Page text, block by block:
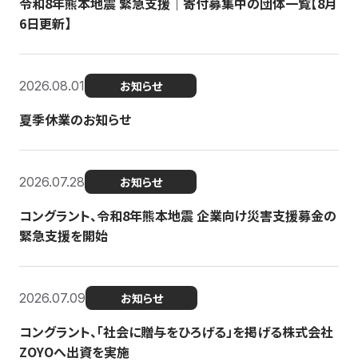
6日更新】
2026.08.01 お知らせ
夏季休業のお知らせ
2026.07.28 お知らせ
コングラント、令和8年熊本地震 企業向け災害支援募金の
緊急支援を開始
2026.07.09 お知らせ
コングラント、「社会に贈与をひろげる」を掲げる株式会社
ZOYOへ出資を実施